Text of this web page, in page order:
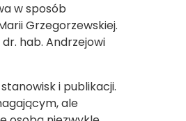
w sposób
Grzegorzewskiej.
hab. Andrzejowi
i publikacji.
ale